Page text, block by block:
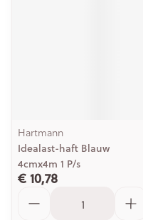
Hartmann
Idealast-haft Blauw
4cmx4m 1 P/s
€ 10,78